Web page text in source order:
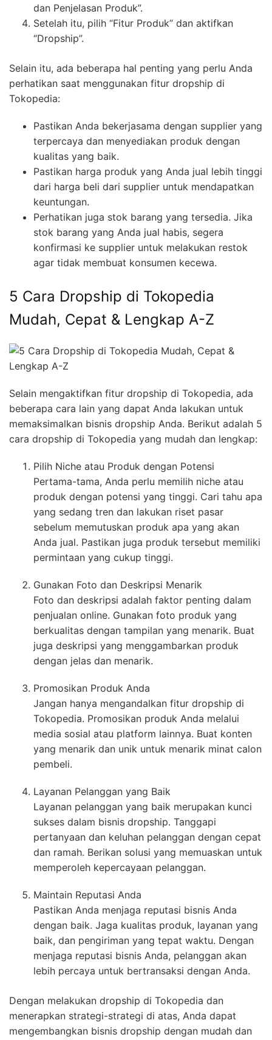
dan Penjelasan Produk”.
Setelah itu, pilih “Fitur Produk” dan aktifkan
“Dropship”.
Selain itu, ada beberapa hal penting yang perlu Anda
perhatikan saat menggunakan fitur dropship di
Tokopedia:
Pastikan Anda bekerjasama dengan supplier yang
terpercaya dan menyediakan produk dengan
kualitas yang baik.
Pastikan harga produk yang Anda jual lebih tinggi
dari harga beli dari supplier untuk mendapatkan
keuntungan.
Perhatikan juga stok barang yang tersedia. Jika
stok barang yang Anda jual habis, segera
konfirmasi ke supplier untuk melakukan restok
agar tidak membuat konsumen kecewa.
5 Cara Dropship di Tokopedia
Mudah, Cepat & Lengkap A-Z
Selain mengaktifkan fitur dropship di Tokopedia, ada
beberapa cara lain yang dapat Anda lakukan untuk
memaksimalkan bisnis dropship Anda. Berikut adalah 5
cara dropship di Tokopedia yang mudah dan lengkap:
Pilih Niche atau Produk dengan Potensi
Pertama-tama, Anda perlu memilih niche atau
produk dengan potensi yang tinggi. Cari tahu apa
yang sedang tren dan lakukan riset pasar
sebelum memutuskan produk apa yang akan
Anda jual. Pastikan juga produk tersebut memiliki
permintaan yang cukup tinggi.
Gunakan Foto dan Deskripsi Menarik
Foto dan deskripsi adalah faktor penting dalam
penjualan online. Gunakan foto produk yang
berkualitas dengan tampilan yang menarik. Buat
juga deskripsi yang menggambarkan produk
dengan jelas dan menarik.
Promosikan Produk Anda
Jangan hanya mengandalkan fitur dropship di
Tokopedia. Promosikan produk Anda melalui
media sosial atau platform lainnya. Buat konten
yang menarik dan unik untuk menarik minat calon
pembeli.
Layanan Pelanggan yang Baik
Layanan pelanggan yang baik merupakan kunci
sukses dalam bisnis dropship. Tanggapi
pertanyaan dan keluhan pelanggan dengan cepat
dan ramah. Berikan solusi yang memuaskan untuk
memperoleh kepercayaan pelanggan.
Maintain Reputasi Anda
Pastikan Anda menjaga reputasi bisnis Anda
dengan baik. Jaga kualitas produk, layanan yang
baik, dan pengiriman yang tepat waktu. Dengan
menjaga reputasi bisnis Anda, pelanggan akan
lebih percaya untuk bertransaksi dengan Anda.
Dengan melakukan dropship di Tokopedia dan
menerapkan strategi-strategi di atas, Anda dapat
mengembangkan bisnis dropship dengan mudah dan